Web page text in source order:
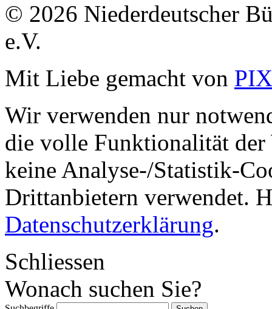
© 2026 Niederdeutscher
e.V.
Mit Liebe gemacht von
Wir verwenden nur
die volle Funktionalität der
keine Analyse-/Statistik-
Drittanbietern verwendet.
Datenschutzerklärung.
Schliessen
Wonach suchen Sie?